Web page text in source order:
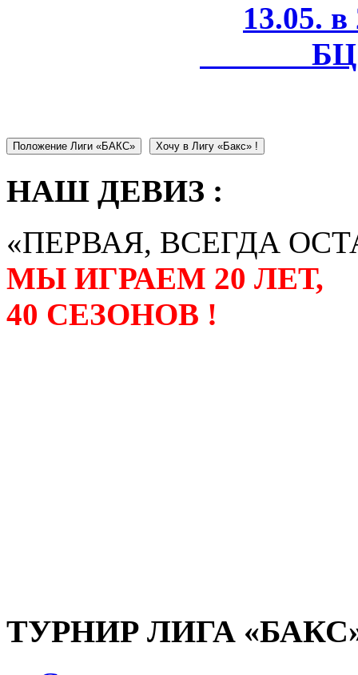
13.05.
БЦ
Положение Лиги «БАКС» Хочу в Лигу «Бакс» !
НАШ ДЕВИЗ :
«ПЕРВАЯ, ВСЕГДА
МЫ ИГРАЕМ 20 ЛЕТ,
40 СЕЗОНОВ !
ТУРНИР ЛИГА